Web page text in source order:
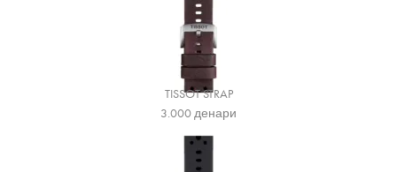
TISSOT STRAP
3.000денари